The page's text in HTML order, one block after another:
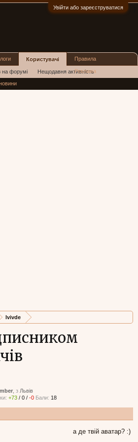
Увійти або зареєструватися
lvivde
з Львів
+73 / 0 / -0 Бали: 18
а де твій аватар? :)
Користувачі
на форумі Нещодавня активність
Правила
Реклама